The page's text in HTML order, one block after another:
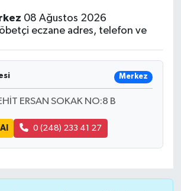
08 Ağustos 2026
eczane adres, telefon ve
Merkez
ERSAN SOKAK NO:8 B
0 (248) 233 41 27